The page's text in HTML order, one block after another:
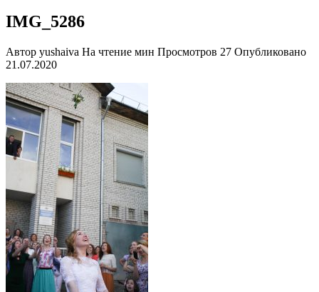
IMG_5286
Автор yushaiva На чтение мин Просмотров 27 Опубликовано
21.07.2020